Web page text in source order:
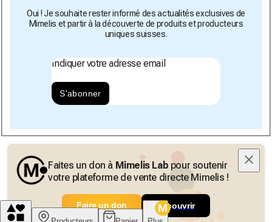
Oui ! Je souhaite rester informé des actualités exclusives de
Mimelis et partir à la découverte de produits et producteurs
uniques suisses.
Indiquer votre adresse email
S'abonner
Faites un don à Mimelis Lab pour soutenir
votre plateforme de vente directe Mimelis !
Faire un don Découvrir